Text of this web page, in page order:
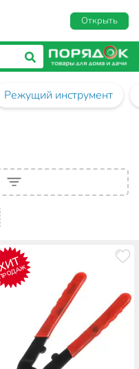
Открыть
Режущий инструмент